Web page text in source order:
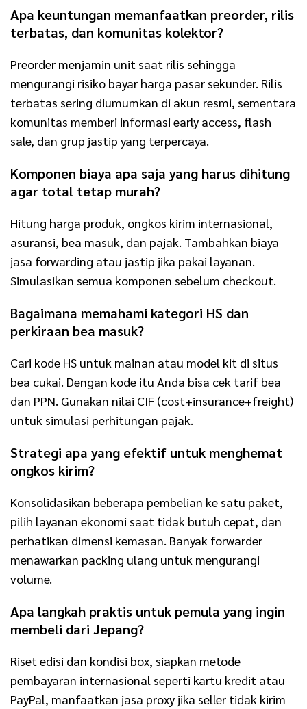
Apa keuntungan memanfaatkan preorder, rilis
terbatas, dan komunitas kolektor?
Preorder menjamin unit saat rilis sehingga
mengurangi risiko bayar harga pasar sekunder. Rilis
terbatas sering diumumkan di akun resmi, sementara
komunitas memberi informasi early access, flash
sale, dan grup jastip yang terpercaya.
Komponen biaya apa saja yang harus dihitung
agar total tetap murah?
Hitung harga produk, ongkos kirim internasional,
asuransi, bea masuk, dan pajak. Tambahkan biaya
jasa forwarding atau jastip jika pakai layanan.
Simulasikan semua komponen sebelum checkout.
Bagaimana memahami kategori HS dan
perkiraan bea masuk?
Cari kode HS untuk mainan atau model kit di situs
bea cukai. Dengan kode itu Anda bisa cek tarif bea
dan PPN. Gunakan nilai CIF (cost+insurance+freight)
untuk simulasi perhitungan pajak.
Strategi apa yang efektif untuk menghemat
ongkos kirim?
Konsolidasikan beberapa pembelian ke satu paket,
pilih layanan ekonomi saat tidak butuh cepat, dan
perhatikan dimensi kemasan. Banyak forwarder
menawarkan packing ulang untuk mengurangi
volume.
Apa langkah praktis untuk pemula yang ingin
membeli dari Jepang?
Riset edisi dan kondisi box, siapkan metode
pembayaran internasional seperti kartu kredit atau
PayPal, manfaatkan jasa proxy jika seller tidak kirim